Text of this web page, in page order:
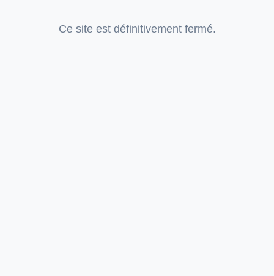
Ce site est définitivement fermé.